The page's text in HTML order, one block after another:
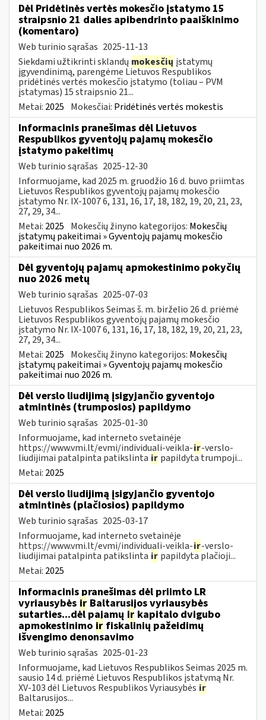
Dėl Pridėtinės vertės mokesčio įstatymo 15
straipsnio 21 dalies apibendrinto paaiškinimo
(komentaro)
Web turinio sąrašas 2025-11-13
Siekdami užtikrinti sklandų mokesčių įstatymų
įgyvendinimą, parengėme Lietuvos Respublikos
pridėtinės vertės mokesčio įstatymo (toliau – PVM
įstatymas) 15 straipsnio 21...
Metai: 2025 Mokesčiai: Pridėtinės vertės mokestis
Informacinis pranešimas dėl Lietuvos
Respublikos gyventojų pajamų mokesčio
įstatymo pakeitimų
Web turinio sąrašas 2025-12-30
Informuojame, kad 2025 m. gruodžio 16 d. buvo priimtas
Lietuvos Respublikos gyventojų pajamų mokesčio
įstatymo Nr. IX-1007 6, 131, 16, 17, 18, 182, 19, 20, 21, 23,
27, 29, 34...
Metai: 2025 Mokesčių žinyno kategorijos: Mokesčių
įstatymų pakeitimai » Gyventojų pajamų mokesčio
pakeitimai nuo 2026 m.
Dėl gyventojų pajamų apmokestinimo pokyčių
nuo 2026 metų
Web turinio sąrašas 2025-07-03
Lietuvos Respublikos Seimas š. m. birželio 26 d. priėmė
Lietuvos Respublikos gyventojų pajamų mokesčio
įstatymo Nr. IX-1007 6, 131, 16, 17, 18, 182, 19, 20, 21, 23,
27, 29, 34...
Metai: 2025 Mokesčių žinyno kategorijos: Mokesčių
įstatymų pakeitimai » Gyventojų pajamų mokesčio
pakeitimai nuo 2026 m.
Dėl verslo liudijimą įsigyjančio gyventojo
atmintinės (trumposios) papildymo
Web turinio sąrašas 2025-01-30
Informuojame, kad interneto svetainėje
https://www.vmi.lt/evmi/individuali-veikla-ir-verslo-
liudijimai patalpinta patikslinta ir papildyta trumpoji...
Metai: 2025
Dėl verslo liudijimą įsigyjančio gyventojo
atmintinės (plačiosios) papildymo
Web turinio sąrašas 2025-03-17
Informuojame, kad interneto svetainėje
https://www.vmi.lt/evmi/individuali-veikla-ir-verslo-
liudijimai patalpinta patikslinta ir papildyta plačioji...
Metai: 2025
Informacinis pranešimas dėl priimto LR
vyriausybės ir Baltarusijos vyriausybės
sutarties...dėl pajamų ir kapitalo dvigubo
apmokestinimo ir fiskalinių pažeidimų
išvengimo denonsavimo
Web turinio sąrašas 2025-01-23
Informuojame, kad Lietuvos Respublikos Seimas 2025 m.
sausio 14 d. priėmė Lietuvos Respublikos įstatymą Nr.
XV-103 dėl Lietuvos Respublikos Vyriausybės ir
Baltarusijos...
Metai: 2025